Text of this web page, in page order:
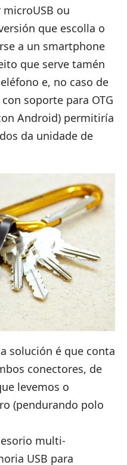
ou
que escolla o
a un smartphone
que serve tamén
e, no caso de
soporte para OTG
Android) permitiría
da unidade de
solución é que conta
conectores, de
levemos o
(pendurando polo
multi-
USB para